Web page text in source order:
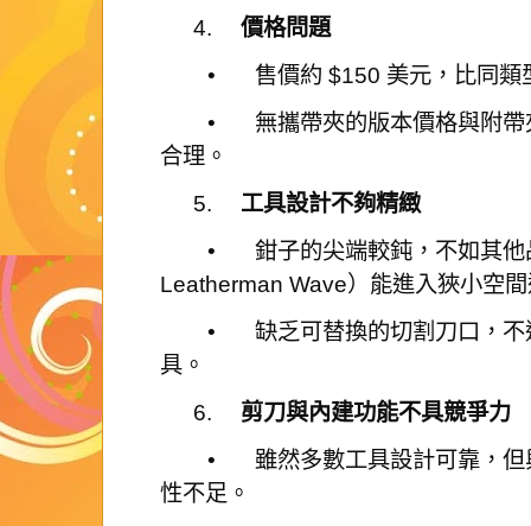
4.
價格問題
•
售價約 $150 美元，比同類
•
無攜帶夾的版本價格與附
合理。
5.
工具設計不夠精緻
•
鉗子的尖端較鈍，不如其
Leatherman Wave）能進入狹小空
•
缺乏可替換的切割刀口，
具。
6.
剪刀與內建功能不具競爭力
•
雖然多數工具設計可靠，
性不足。